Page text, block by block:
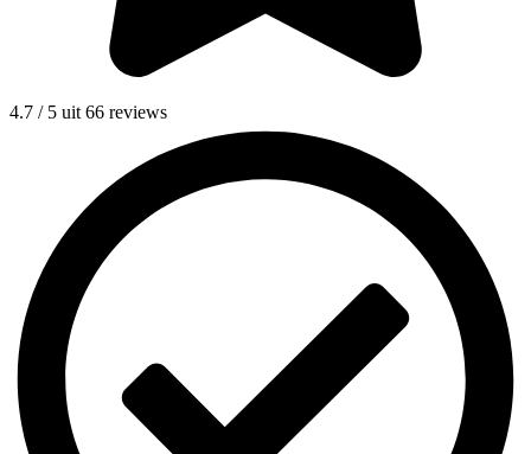
4.7 / 5 uit 66 reviews